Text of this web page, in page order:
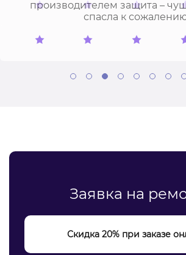
производителем защита –
спасла к
Заявка на
Скидка 20% при заказе